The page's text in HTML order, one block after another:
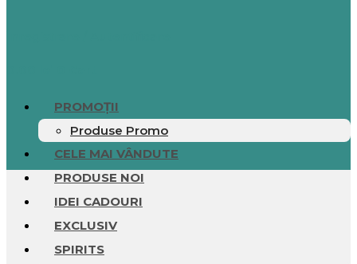
PROMOȚII
Produse Promo
CELE MAI VÂNDUTE
PRODUSE NOI
IDEI CADOURI
EXCLUSIV
SPIRITS